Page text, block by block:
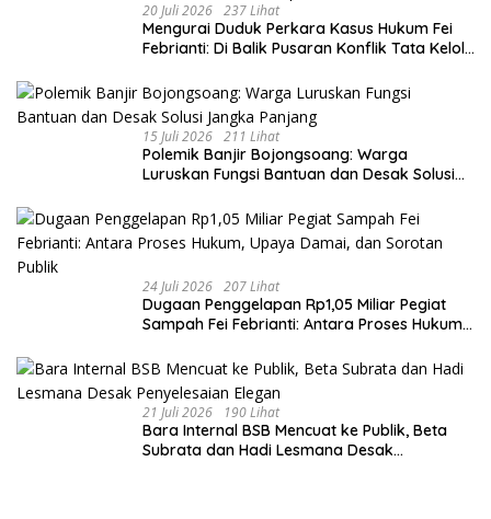
20 Juli 2026 237 Lihat
​Mengurai Duduk Perkara Kasus Hukum Fei
Febrianti: Di Balik Pusaran Konflik Tata Kelola
15 Juli 2026 211 Lihat
Polemik Banjir Bojongsoang: Warga
Luruskan Fungsi Bantuan dan Desak Solusi
24 Juli 2026 207 Lihat
Dugaan Penggelapan Rp1,05 Miliar Pegiat
Sampah Fei Febrianti: Antara Proses Hukum,
21 Juli 2026 190 Lihat
Bara Internal BSB Mencuat ke Publik, Beta
Subrata dan Hadi Lesmana Desak